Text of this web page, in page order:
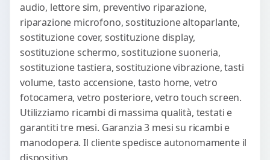
audio, lettore sim, preventivo riparazione,
riparazione microfono, sostituzione altoparlante,
sostituzione cover, sostituzione display,
sostituzione schermo, sostituzione suoneria,
sostituzione tastiera, sostituzione vibrazione, tasti
volume, tasto accensione, tasto home, vetro
fotocamera, vetro posteriore, vetro touch screen.
Utilizziamo ricambi di massima qualità, testati e
garantiti tre mesi. Garanzia 3 mesi su ricambi e
manodopera. Il cliente spedisce autonomamente il